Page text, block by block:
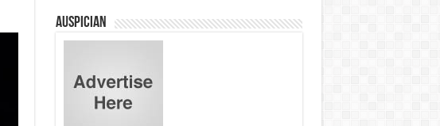
Auspician